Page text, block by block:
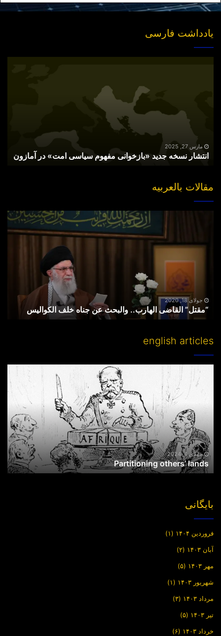
یادداشت فارسی
آمازونمارس 27, 2025
انتشار نسخه جدید «بازخوانی مفهوم سیاسی امت» در آمازون
مقالات بالعربیه
والبحث
جولای 18, 2020
“مقتل” القاضی الهارب.. والبحث عن جناه خلف الکوالیس
english articles
others’
جولای 4, 2024
Partitioning others’ lands
بایگانی
فروردین ۱۴۰۴ (۱)
آبان ۱۴۰۳ (۲)
مهر ۱۴۰۳ (۵)
شهریور ۱۴۰۳ (۱)
مرداد ۱۴۰۳ (۳)
تیر ۱۴۰۳ (۵)
خرداد ۱۴۰۳ (۶)